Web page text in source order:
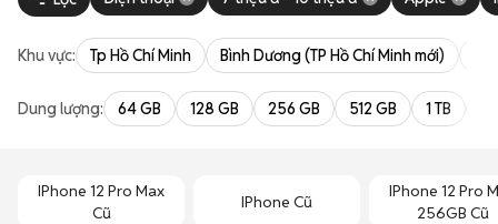
Khu vực: Tp Hồ Chí Minh Bình Dương (TP Hồ Chí Minh mới)
Dung lượng: 64 GB 128 GB 256 GB 512 GB 1 TB
IPhone 12 Pro Max
Cũ
IPhone Cũ
IPhone 12 Pro
256GB Cũ